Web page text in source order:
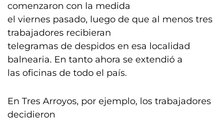
comenzaron con la medida
el viernes pasado, luego de que al menos tres
trabajadores recibieran
telegramas de despidos en esa localidad
balnearia. En tanto ahora se extendió a
las oficinas de todo el país.
En Tres Arroyos, por ejemplo, los trabajadores
decidieron